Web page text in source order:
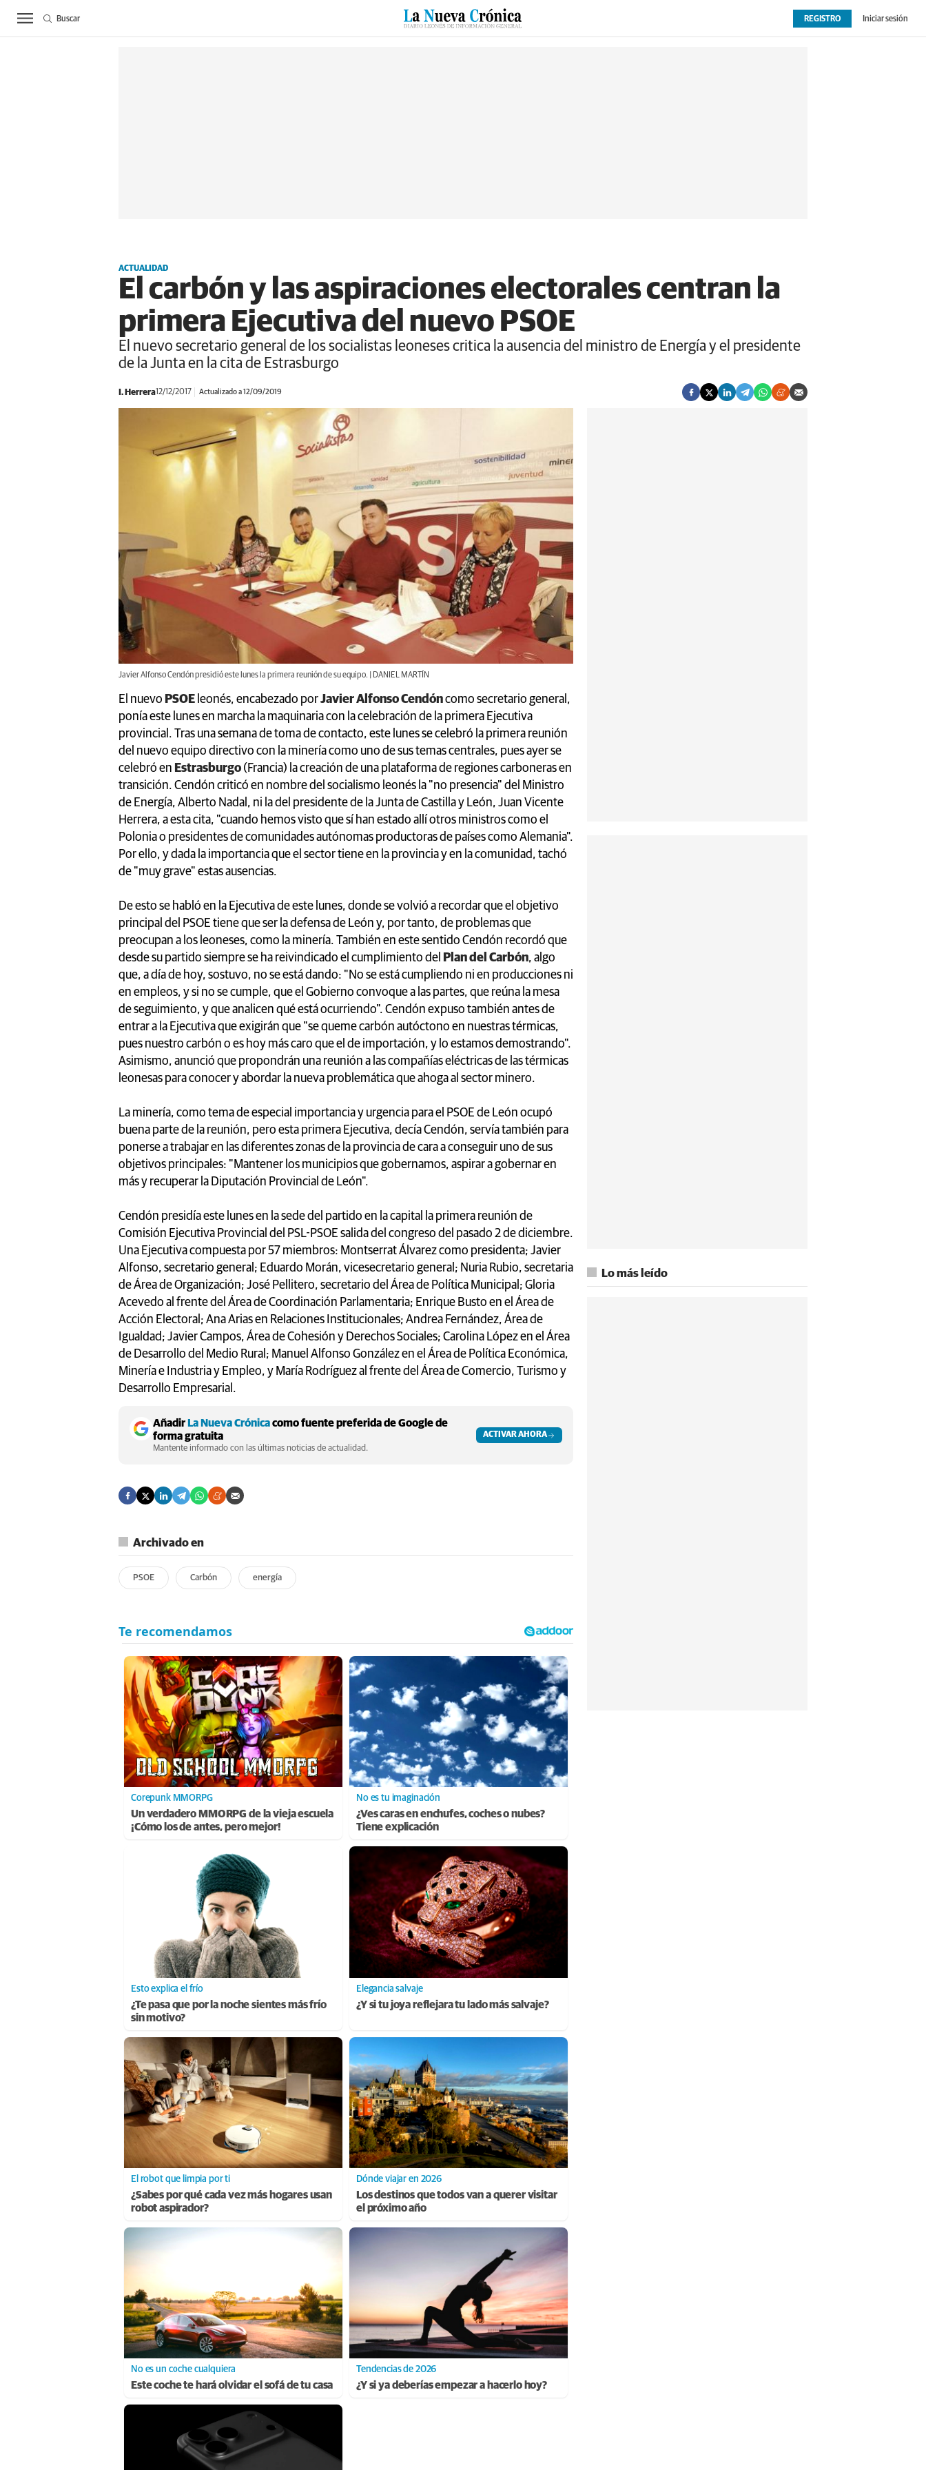
ACTUALIDAD BIERZO SUCESOS CULTURAS ESPECIALES DEPORTES OPINIÓN EXTRAS
REGISTRO Iniciar sesión
Buscar
ACTUALIDAD
El carbón y las aspiraciones electorales centran la
primera Ejecutiva del nuevo PSOE
El nuevo secretario general de los socialistas leoneses critica la ausencia del ministro de Energía y el presidente
de la Junta en la cita de Estrasburgo
I. Herrera12/12/2017 Actualizado a 12/09/2019
Javier Alfonso Cendón presidió este lunes la primera reunión de su equipo. | DANIEL MARTÍN
El nuevo PSOE leonés, encabezado porJavier Alfonso Cendóncomo secretario general,
ponía este lunes en marcha la maquinaria con la celebración de la primera Ejecutiva
provincial. Tras una semana de toma de contacto, este lunes se celebró la primera reunión
del nuevo equipo directivo con la minería como uno de sus temas centrales, pues ayer se
celebró en Estrasburgo (Francia) la creación de una plataforma de regiones carboneras en
transición. Cendón criticó en nombre del socialismo leonés la "no presencia" del Ministro
de Energía, Alberto Nadal, ni la del presidente de la Junta de Castilla y León, Juan Vicente
Herrera, a esta cita, "cuando hemos visto que sí han estado allí otros ministros como el
Polonia o presidentes de comunidades autónomas productoras de países como Alemania".
Por ello, y dada la importancia que el sector tiene en la provincia y en la comunidad, tachó
de "muy grave" estas ausencias.
De esto se habló en la Ejecutiva de este lunes, donde se volvió a recordar que el objetivo
principal del PSOE tiene que ser la defensa de León y, por tanto, de problemas que
preocupan a los leoneses, como la minería. También en este sentido Cendón recordó que
desde su partido siempre se ha reivindicado el cumplimiento del
Plan del Carbón, algo
que, a día de hoy, sostuvo, no se está dando: "No se está cumpliendo ni en producciones ni
en empleos, y si no se cumple, que el Gobierno convoque a las partes, que reúna la mesa
de seguimiento, y que analicen qué está ocurriendo". Cendón expuso también antes de
entrar a la Ejecutiva que exigirán que "se queme carbón autóctono en nuestras térmicas,
pues nuestro carbón o es hoy más caro que el de importación, y lo estamos demostrando".
Asimismo, anunció que propondrán una reunión a las compañías eléctricas de las térmicas
leonesas para conocer y abordar la nueva problemática que ahoga al sector minero.
La minería, como tema de especial importancia y urgencia para el PSOE de León ocupó
buena parte de la reunión, pero esta primera Ejecutiva, decía Cendón, servía también para
ponerse a trabajar en las diferentes zonas de la provincia de cara a conseguir uno de sus
objetivos principales: "Mantener los municipios que gobernamos, aspirar a gobernar en
más y recuperar la Diputación Provincial de León".
Cendón presidía este lunes en la sede del partido en la capital la primera reunión de
Comisión Ejecutiva Provincial del PSL-PSOE salida del congreso del pasado 2 de diciembre.
Una Ejecutiva compuesta por 57 miembros: Montserrat Álvarez como presidenta; Javier
Alfonso, secretario general; Eduardo Morán, vicesecretario general; Nuria Rubio, secretaria
de Área de Organización; José Pellitero, secretario del Área de Política Municipal; Gloria
Acevedo al frente del Área de Coordinación Parlamentaria; Enrique Busto en el Área de
Acción Electoral; Ana Arias en Relaciones Institucionales; Andrea Fernández, Área de
Igualdad; Javier Campos, Área de Cohesión y Derechos Sociales; Carolina López en el Área
de Desarrollo del Medio Rural; Manuel Alfonso González en el Área de Política Económica,
Minería e Industria y Empleo, y María Rodríguez al frente del Área de Comercio, Turismo y
Desarrollo Empresarial.
Añadir La Nueva Crónicacomo fuente preferida de Google de
forma gratuita
Mantente informado con las últimas noticias de actualidad.
ACTIVAR AHORA
Archivado en
PSOE Carbón energía
Corepunk MMORPG
Un verdadero MMORPG de la vieja escuela
¡Cómo los de antes, pero mejor!
No es tu imaginación
¿Ves caras en enchufes, coches o nubes?
Tiene explicación
Esto explica el frío
¿Te pasa que por la noche sientes más frío
sin motivo?
Elegancia salvaje
¿Y si tu joya reflejara tu lado más salvaje?
El robot que limpia por ti
¿Sabes por qué cada vez más hogares usan
robot aspirador?
Dónde viajar en 2026
Los destinos que todos van a querer visitar
el próximo año
No es un coche cualquiera
Este coche te hará olvidar el sofá de tu casa
Tendencias de 2026
¿Y si ya deberías empezar a hacerlo hoy?
Lo más leído